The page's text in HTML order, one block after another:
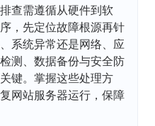
查需遵循从硬件到软
，先定位故障根源再针
系统异常还是网络、应
测、数据备份与安全防
键。掌握这些处理方
网站服务器运行，保障